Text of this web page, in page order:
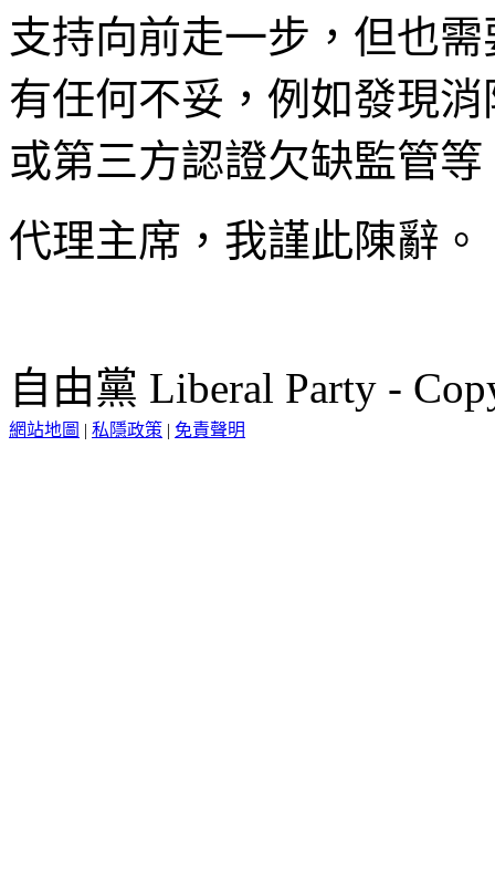
支持向前走一步，但也
有任何不妥，例如發現
或第三方認證欠缺監管
代理主席，我謹此陳辭。
自由黨 Liberal Party -
網站地圖 | 私隱政策 | 免責聲明